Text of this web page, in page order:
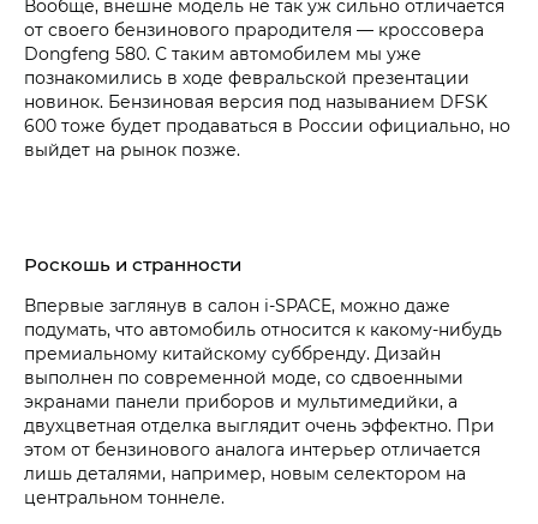
Вообще, внешне модель не так уж сильно отличается
от своего бензинового прародителя — кроссовера
Dongfeng 580. С таким автомобилем мы уже
познакомились в ходе февральской презентации
новинок. Бензиновая версия под называнием DFSK
600 тоже будет продаваться в России официально, но
выйдет на рынок позже.
Роскошь и странности
Впервые заглянув в салон i‑SPACE, можно даже
подумать, что автомобиль относится к какому-нибудь
премиальному китайскому суббренду. Дизайн
выполнен по современной моде, со сдвоенными
экранами панели приборов и мультимедийки, а
двухцветная отделка выглядит очень эффектно. При
этом от бензинового аналога интерьер отличается
лишь деталями, например, новым селектором на
центральном тоннеле.